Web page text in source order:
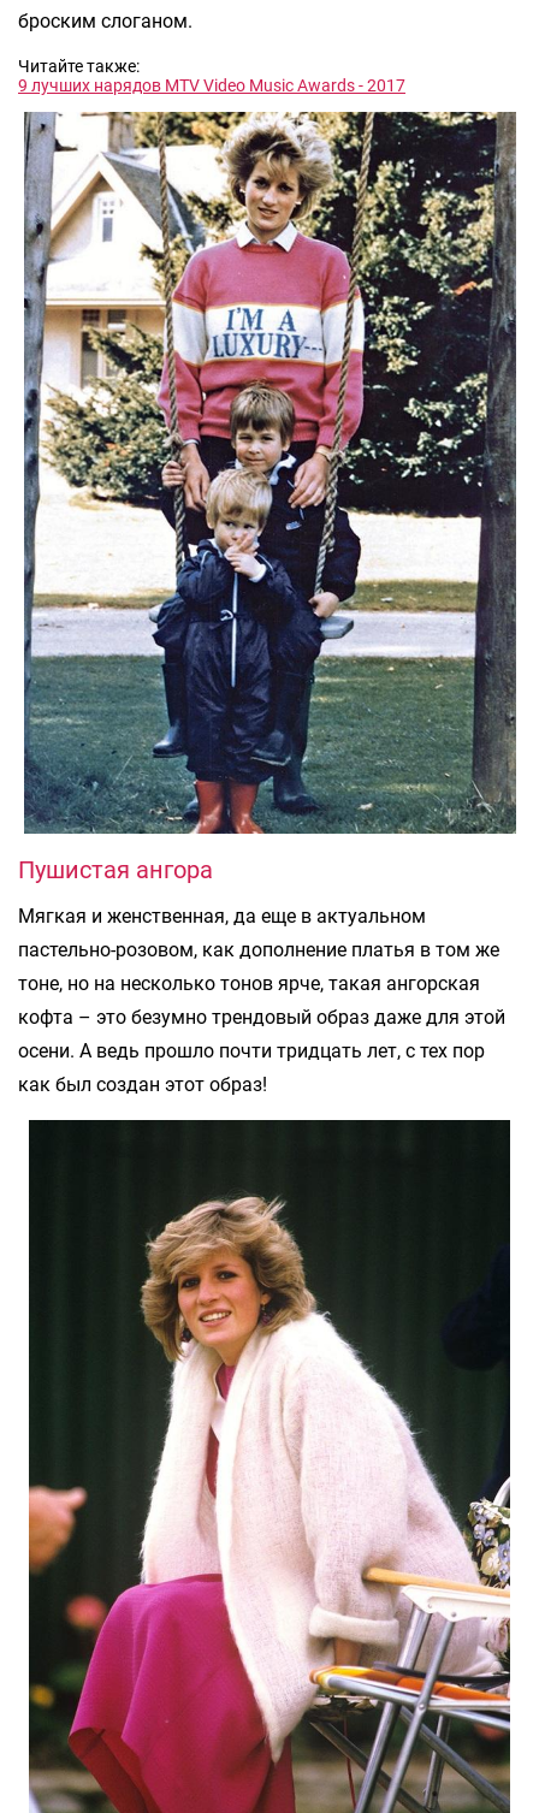
броским слоганом.
Читайте также:
9 лучших нарядов MTV Video Music Awards - 2017
Пушистая ангора
Мягкая и женственная, да еще в актуальном
пастельно-розовом, как дополнение платья в том же
тоне, но на несколько тонов ярче, такая ангорская
кофта – это безумно трендовый образ даже для этой
осени. А ведь прошло почти тридцать лет, с тех пор
как был создан этот образ!